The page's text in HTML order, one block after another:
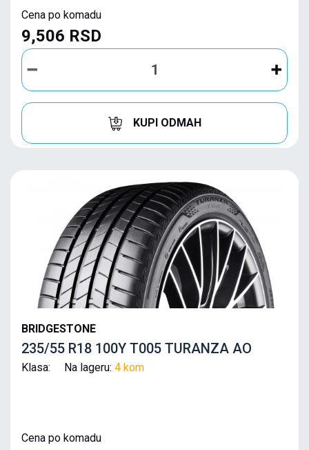
Cena po komadu
9,506 RSD
KUPI ODMAH
BRIDGESTONE
235/55 R18 100Y T005 TURANZA AO
Klasa: Na lageru: 4 kom
Cena po komadu